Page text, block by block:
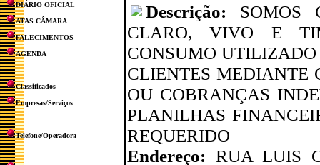
DIÁRIO OFICIAL
ATAS CÂMARA
FALECIMENTOS
AGENDA
Classificados
Empresas/Serviços
Telefone/Operadora
Descrição: SOMOS
CLARO, VIVO E
CONSUMO
CLIENTES MEDIANTE
OU COBRANÇAS
PLANILHAS
REQUERIDO
Endereço: RUA LUIS